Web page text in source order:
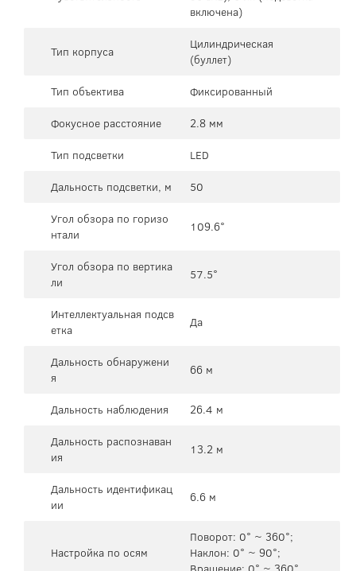
включена)
Тип корпуса
Цилиндрическая
(буллет)
Тип объектива
Фиксированный
Фокусное расстояние
2.8 мм
Тип подсветки
LED
Дальность подсветки, м
50
Угол обзора по горизо
нтали
109.6°
Угол обзора по вертика
ли
57.5°
Интеллектуальная подсв
етка
Да
Дальность обнаружени
я
66 м
Дальность наблюдения
26.4 м
Дальность распознаван
ия
13.2 м
Дальность идентификац
ии
6.6 м
Настройка по осям
Поворот: 0° ~ 360°;
Наклон: 0° ~ 90°;